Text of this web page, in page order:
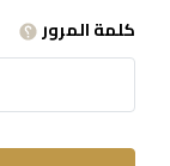
كلمة المرور